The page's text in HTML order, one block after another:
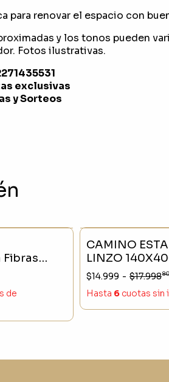
para renovar el espacio con
y los tonos pueden
Fotos ilustrativas.
exclusivas
y Sorteos
Fibras
de
SIN STOCK
CAMINO
LINZO
$14.999 - $17.998
Hasta 6 cuotas sin